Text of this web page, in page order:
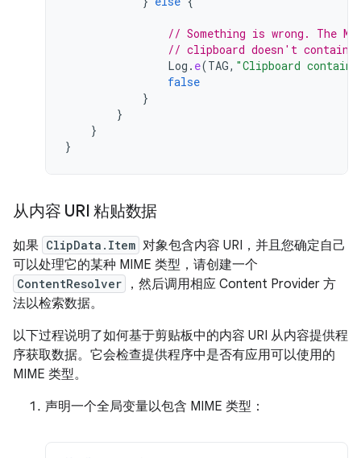
// Something is wrong. The
// clipboard doesn't contain
Log . e(TAG, "Clipboard
false
}
}
}
}
从内容 URI 粘贴数据
如果 ClipData.Item 对象包含内容 URI，并且您确定自己
可以处理它的某种 MIME 类型，请创建一个
ContentResolver
，然后调用相应 Content Provider 方
法以检索数据。
以下过程说明了如何基于剪贴板中的内容 URI 从内容提供程
序获取数据。它会检查提供程序中是否有应用可以使用的
MIME 类型。
声明一个全局变量以包含 MIME 类型：